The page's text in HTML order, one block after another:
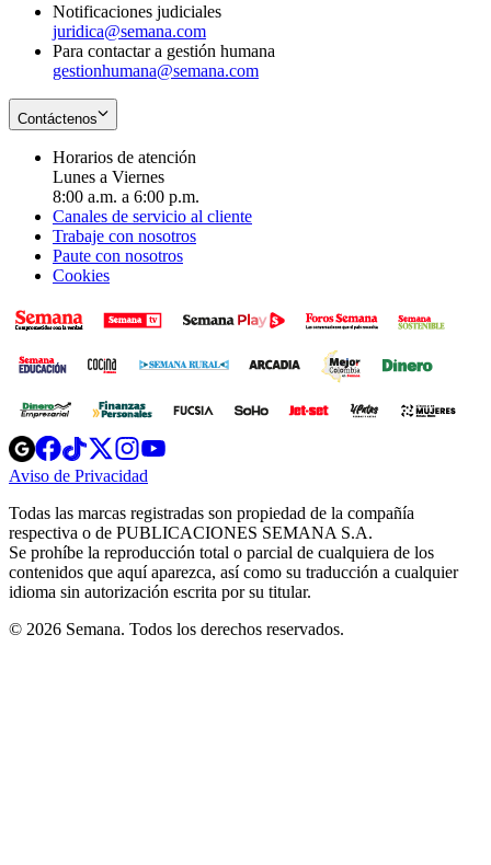
Notificaciones judiciales
juridica@semana.com
Para contactar a gestión humana
gestionhumana@semana.com
Contáctenos
Horarios de atención
Lunes a Viernes
8:00 a.m. a 6:00 p.m.
Canales de servicio al cliente
Trabaje con nosotros
Paute con nosotros
Cookies
Opens
in
new
Opens
in
new
Opens
in
new
window
Opens
new
windowwindow
Aviso de Privacidad
new
window
Todas las marcas registradas son propiedad de la compañía
respectiva o de PUBLICACIONES SEMANA S.A.
Se prohíbe la reproducción total o parcial de cualquiera de los
contenidos que aquí aparezca, así como su traducción a cualquier
idioma sin autorización escrita por su titular.
© 2026 Semana. Todos los derechos reservados.